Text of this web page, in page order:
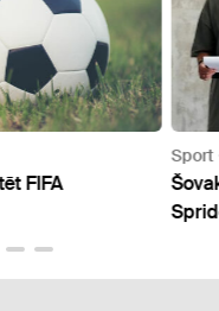
FIFA
Sport